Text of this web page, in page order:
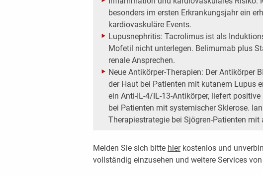
besonders im ersten Erkrankungsjahr ein
kardiovaskuläre Events.
Lupusnephritis: Tacrolimus ist als
Mofetil nicht unterlegen. Belimumab plus
renale Ansprechen.
Neue Antikörper-Therapien: Der Antikörper
der Haut bei Patienten mit kutanem Lupus
ein Anti-IL-4/IL-13-Antikörper, liefert
bei Patienten mit systemischer Sklerose.
Therapiestrategie bei Sjögren-Patienten mit
Melden Sie sich bitte hierkostenlos und
vollständig einzusehen und weitere Services